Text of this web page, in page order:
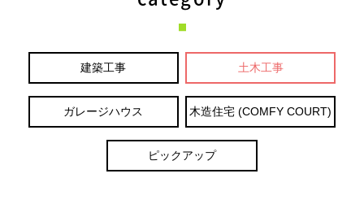
建築工事 土木工事
ガレージハウス 木造住宅 (COMFY COURT)
ピックアップ